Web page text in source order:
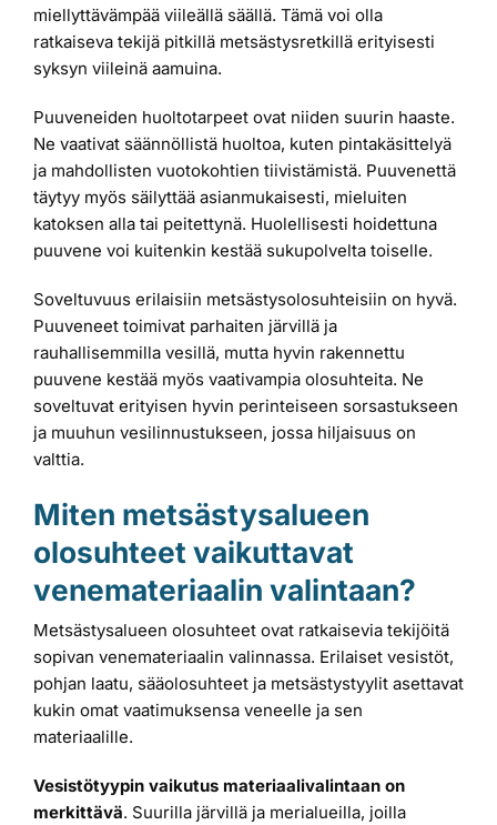
miellyttävämpää viileällä säällä. Tämä voi olla
ratkaiseva tekijä pitkillä metsästysretkillä erityisesti
syksyn viileinä aamuina.
Puuveneiden huoltotarpeet ovat niiden suurin haaste.
Ne vaativat säännöllistä huoltoa, kuten pintakäsittelyä
ja mahdollisten vuotokohtien tiivistämistä. Puuvenettä
täytyy myös säilyttää asianmukaisesti, mieluiten
katoksen alla tai peitettynä. Huolellisesti hoidettuna
puuvene voi kuitenkin kestää sukupolvelta toiselle.
Soveltuvuus erilaisiin metsästysolosuhteisiin on hyvä.
Puuveneet toimivat parhaiten järvillä ja
rauhallisemmilla vesillä, mutta hyvin rakennettu
puuvene kestää myös vaativampia olosuhteita. Ne
soveltuvat erityisen hyvin perinteiseen sorsastukseen
ja muuhun vesilinnustukseen, jossa hiljaisuus on
valttia.
Miten metsästysalueen
olosuhteet vaikuttavat
venemateriaalin valintaan?
Metsästysalueen olosuhteet ovat ratkaisevia tekijöitä
sopivan venemateriaalin valinnassa. Erilaiset vesistöt,
pohjan laatu, sääolosuhteet ja metsästystyylit asettavat
kukin omat vaatimuksensa veneelle ja sen
materiaalille.
Vesistötyypin vaikutus materiaalivalintaan on
merkittävä. Suurilla järvillä ja merialueilla, joilla